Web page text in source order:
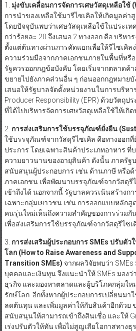
1. มุ่งขับเคลื่อนการจัดการเศษวัสดุเหลือใช้(
การนำของเหลือใช้มารีไซเคิลให้เกิดมูลค่า
โดยปัจจุบันพบว่าเศษวัสดุเหลือใช้ในประเท
กว่าร้อยละ 20 จึงเสนอ 2 ทางออก คือ บริหา
ตั้งแต่ต้นทางผ่านการคัดแยกเพื่อให้รีไซเคิล
ความร่วมมือจากภาคเอกชนภายในพื้นที่หรื
รัฐควรออกกฎข้อบังคับ โดยเริ่มจากตลาดค้
ขยายไปยังภาคส่วนอื่น ๆ ก่อนออกกฎหมาย
เสนอให้รัฐบาลจัดตั้งหน่วยงานในการบริหา
Producer Responsibility (EPR) ด้วยวัตถุ
ที่ได้ไปบริหารจัดการเศษวัสดุเหลือใช้ให้เกิ
2. การส่งเสริมการใช้บรรจุภัณฑ์ยั่งยืน (
ใช้บรรจุภัณฑ์จากวัสดุรีไซเคิล คือทางออกที่
ประการ โดยเฉพาะสินค้าประเภทอาหาร
ความยาวนานของอายุสินค้า ดังนั้น ภาครัฐ
สนับสนุนผู้ประกอบการ เช่น ด้านภาษี หรือ
ภาคเอกชน เพื่อพัฒนาบรรจุภัณฑ์จากวัสดุรี
เข้าถึงได้ นอกจากนี้ รัฐบาลควรเน้นสร้างก
เฉพาะกลุ่มเยาวชน เช่น การออกแบบหลัก
คนรุ่นใหม่เห็นถึงความสำคัญของการร่วมกั
เพื่อส่งเสริมการใช้บรรจุภัณฑ์จากวัสดุรีไซเ
3. การส่งเสริมผู้ประกอบการSMEs ปรับตัว
โลก (How to Raise Awareness and
Transition SMEs) จากผลวิจัยพบว่า
บุคคลและเงินทุน จึงแนะนำให้ SMEs มองว่
ธุรกิจ และมองหาตลาดและผู้บริโภคกลุ่มให
รักษ์โลก อีกทั้งหากผู้ประกอบการเปลี่ยนมา
ลดต้นทุน และเพิ่มมูลค่าให้กับสินค้าอีกด้วย
สนับสนุนให้สามารถเข้าถึงสินเชื่อ และให้
เร่งปรับตัวให้ทัน เพื่อไม่สูญเสียโอกาสทางธุ